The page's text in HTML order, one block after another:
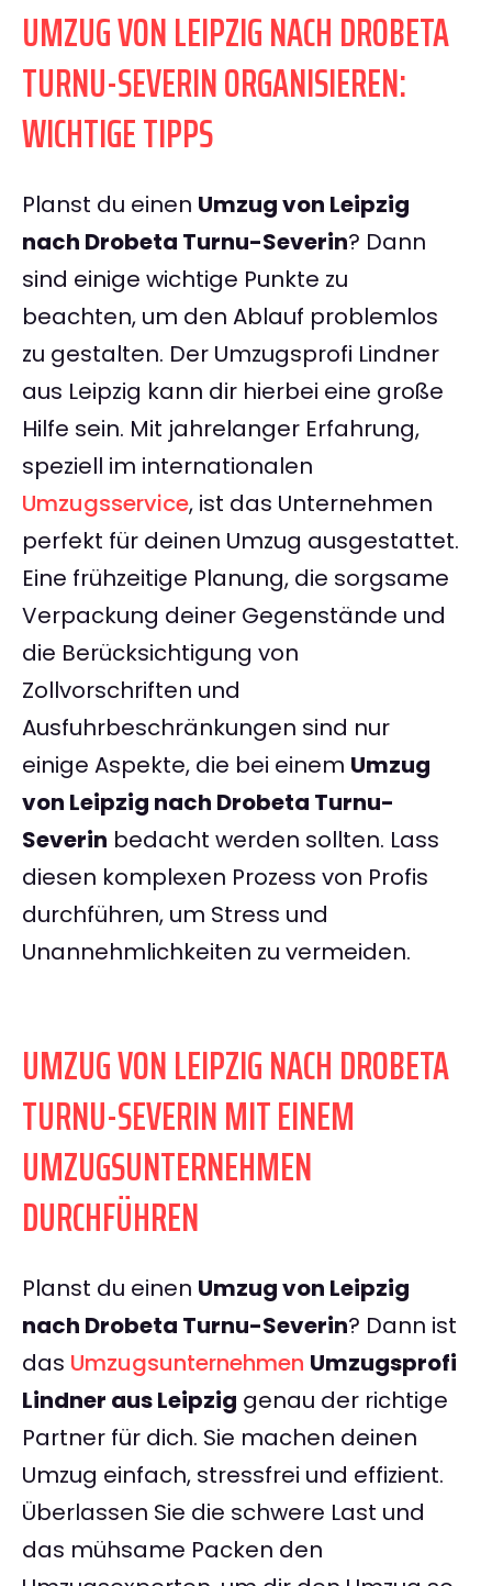
UMZUG VON LEIPZIG NACH DROBETA
TURNU-SEVERIN ORGANISIEREN:
WICHTIGE TIPPS
Planst du einen Umzug von Leipzig
nach Drobeta Turnu-Severin? Dann
sind einige wichtige Punkte zu
beachten, um den Ablauf problemlos
zu gestalten. Der Umzugsprofi Lindner
aus Leipzig kann dir hierbei eine große
Hilfe sein. Mit jahrelanger Erfahrung,
speziell im internationalen
Umzugsservice, ist das Unternehmen
perfekt für deinen Umzug ausgestattet.
Eine frühzeitige Planung, die sorgsame
Verpackung deiner Gegenstände und
die Berücksichtigung von
Zollvorschriften und
Ausfuhrbeschränkungen sind nur
einige Aspekte, die bei einem Umzug
von Leipzig nach Drobeta Turnu-
Severin bedacht werden sollten. Lass
diesen komplexen Prozess von Profis
durchführen, um Stress und
Unannehmlichkeiten zu vermeiden.
UMZUG VON LEIPZIG NACH DROBETA
TURNU-SEVERIN MIT EINEM
UMZUGSUNTERNEHMEN
DURCHFÜHREN
Planst du einen Umzug von Leipzig
nach Drobeta Turnu-Severin? Dann ist
das Umzugsunternehmen Umzugsprofi
Lindner aus Leipzig genau der richtige
Partner für dich. Sie machen deinen
Umzug einfach, stressfrei und effizient.
Überlassen Sie die schwere Last und
das mühsame Packen den